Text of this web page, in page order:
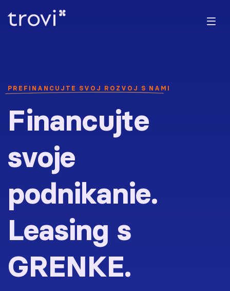
PREFINANCUJTE SVOJ ROZVOJ S NAMI
Financujte
svoje
podnikanie.
Leasing s
GRENKE.